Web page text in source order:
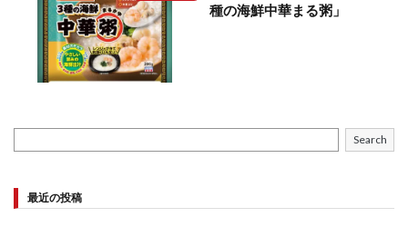
種の海鮮中華まる粥」
Search
最近の投稿